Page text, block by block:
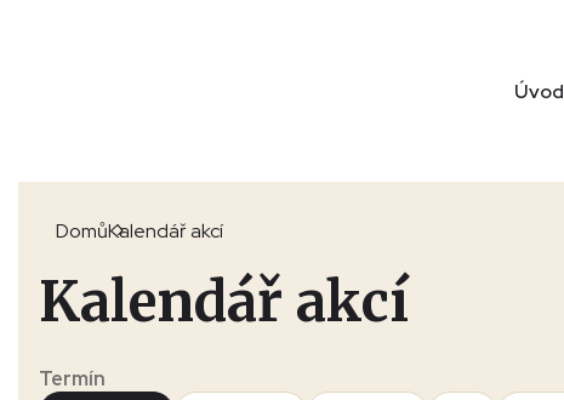
Úvod
DomůKalendář akcí
Kalendář akcí
Termín